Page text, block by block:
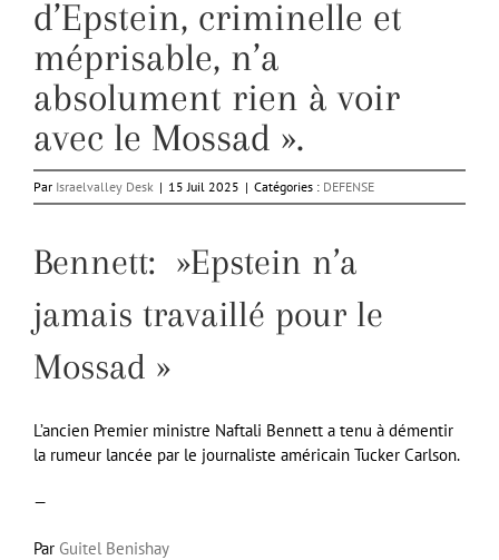
d’Epstein, criminelle et
méprisable, n’a
absolument rien à voir
avec le Mossad ».
Par Israelvalley Desk | 15 Juil 2025 | Catégories : DEFENSE
Bennett: »Epstein n’a
jamais travaillé pour le
Mossad »
L’ancien Premier ministre Naftali Bennett a tenu à démentir
la rumeur lancée par le journaliste américain Tucker Carlson.
—
Par Guitel Benishay